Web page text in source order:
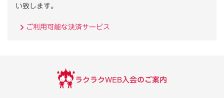
い致します。
ご利用可能な決済サービス
ラクラクWEB入会のご案内